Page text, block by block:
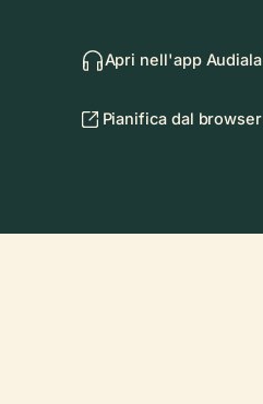
Apri nell'app Audiala
Pianifica dal browser